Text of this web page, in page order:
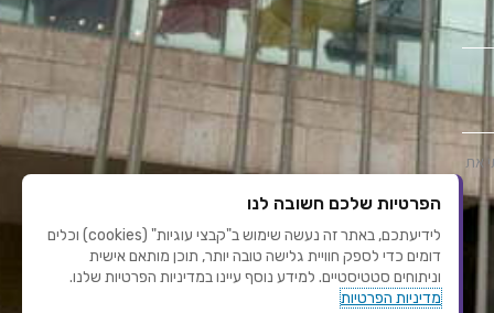
את
הפרטיות שלכם חשובה לנו
לידיעתכם, באתר זה נעשה שימוש ב"קבצי עוגיות" (cookies) וכלים
דומים כדי לספק חוויית גלישה טובה יותר, תוכן מותאם אישית
וניתוחים סטטיסטיים. למידע נוסף עיינו במדיניות הפרטיות שלנו.
מדיניות הפרטיות